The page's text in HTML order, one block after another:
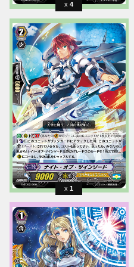
4
1